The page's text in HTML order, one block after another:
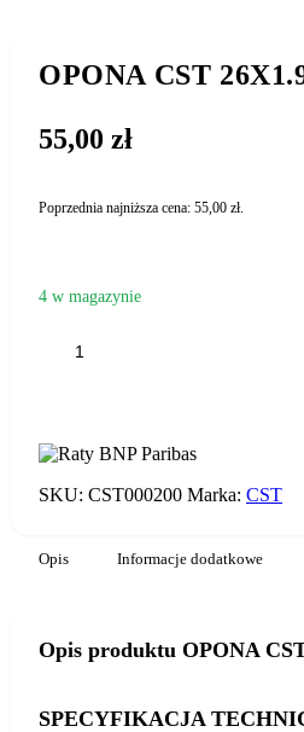
OPONA CST
55,00 zł
Poprzednia najniższa cena: 55,00 zł.
4 w magazynie
CMT-
01
SKU: CST000200 Marka: CST
Opis Informacje dodatkowe
Opis produktu OPONA
SPECYFIKACJA